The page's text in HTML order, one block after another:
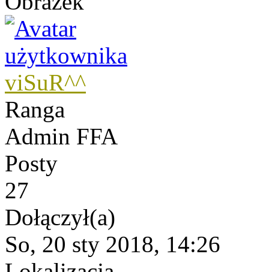
viSuR^^
Ranga
Admin FFA
Posty
27
Dołączył(a)
So, 20 sty 2018, 14:26